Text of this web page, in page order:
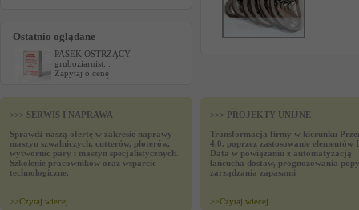
Ostatnio oglądane
PASEK OSTRZĄCY -
gruboziarnist...
Zapytaj o cenę
>>> SERWIS I NAPRAWA
Sprawdź naszą ofertę w zakresie naprawy
maszyn szwalniczych, cutterów, ploterów,
wytwornic pary i maszyn specjalistycznych.
Szkolenie pracowników oraz wsparcie
technologiczne.
>>Czytaj wiecej
>>> PROJEKTY UNIJNE
Transformacja firmy w kierunku
4.0. poprzez zastosowanie elementów
Data w powiązaniu z automatyzacją
łańcucha dostaw, prognozowania
zarządzania zapasami
>>Czytaj wiecej